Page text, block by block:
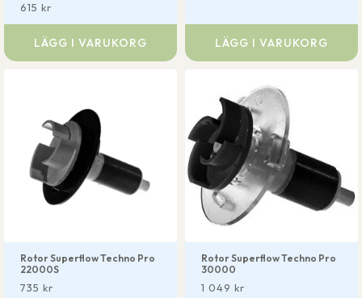
615 kr
LÄGG I VARUKORG LÄGG I VARUKORG
Rotor Superflow Techno Pro
22000S
735 kr
Rotor Superflow Techno Pro
30000
1 049 kr